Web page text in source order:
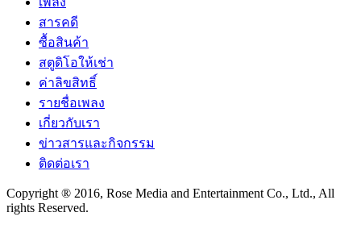
สารคดี
ซื้อสินค้า
สตูดิโอให้เช่า
ค่าลิขสิทธิ์
รายชื่อเพลง
เกี่ยวกับเรา
ข่าวสารและกิจกรรม
ติดต่อเรา
Copyright ® 2016, Rose Media and Entertainment Co., Ltd., All
rights Reserved.